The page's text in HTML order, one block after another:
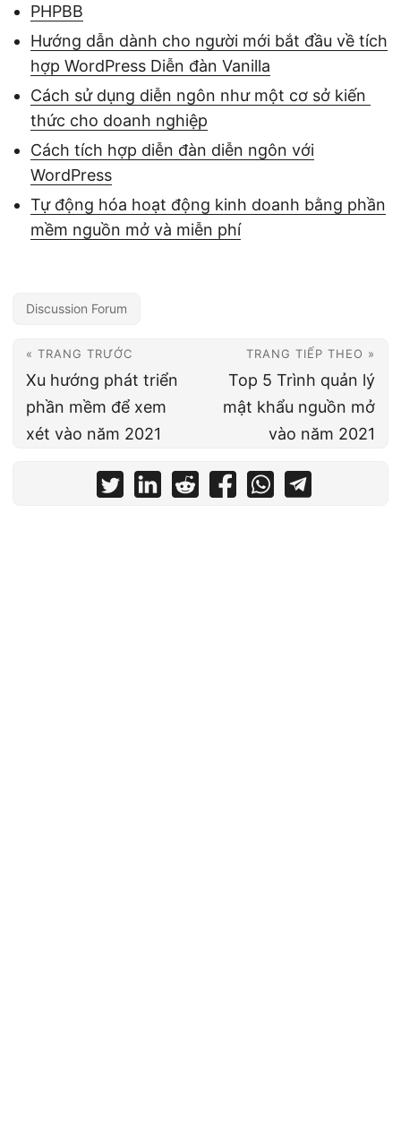
PHPBB
Hướng dẫn dành cho người mới bắt đầu về tích
hợp WordPress Diễn đàn Vanilla
Cách sử dụng diễn ngôn như một cơ sở kiến ​​
thức cho doanh nghiệp
Cách tích hợp diễn đàn diễn ngôn với
WordPress
Tự động hóa hoạt động kinh doanh bằng phần
mềm nguồn mở và miễn phí
Discussion Forum
« TRANG TRƯỚC
Xu hướng phát triển
phần mềm để xem
xét vào năm 2021
TRANG TIẾP THEO »
Top 5 Trình quản lý
mật khẩu nguồn mở
vào năm 2021